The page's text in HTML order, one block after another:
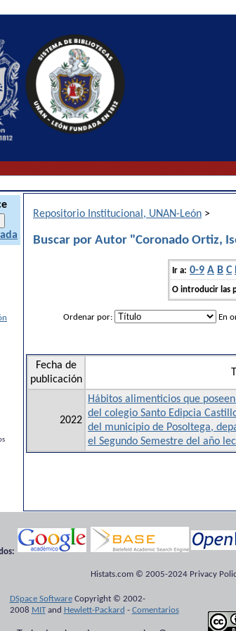
Repositorio Institucional, UNAN-León >
Buscar por Autor "Coronado Ortiz,
Ir a: 0-9 A B C
O introducir las
Ordenar por: En
Fecha de
publicación
2022
Hábitos alimenticios que
del colegio Santo Edipcia
del municipio de Posoltega,
el Segundo Semestre del año
Histats.com © 2005-2024 Privacy
DSpace SoftwareCopyright © 2002-
2008 MITand Hewlett-Packard - Comentarios